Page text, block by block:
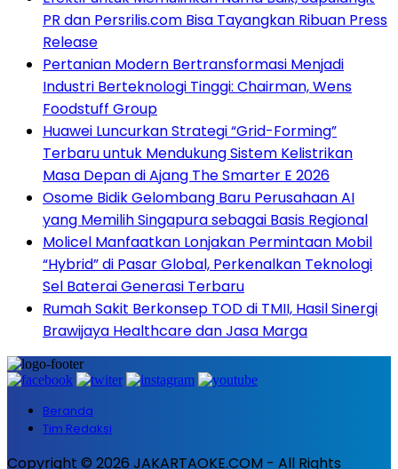
PR dan Persrilis.com Bisa Tayangkan Ribuan Press
Release
Pertanian Modern Bertransformasi Menjadi
Industri Berteknologi Tinggi: Chairman, Wens
Foodstuff Group
Huawei Luncurkan Strategi “Grid-Forming”
Terbaru untuk Mendukung Sistem Kelistrikan
Masa Depan di Ajang The Smarter E 2026
Osome Bidik Gelombang Baru Perusahaan AI
yang Memilih Singapura sebagai Basis Regional
Molicel Manfaatkan Lonjakan Permintaan Mobil
“Hybrid” di Pasar Global, Perkenalkan Teknologi
Sel Baterai Generasi Terbaru
Rumah Sakit Berkonsep TOD di TMII, Hasil Sinergi
Brawijaya Healthcare dan Jasa Marga
Beranda
Tim Redaksi
Copyright © 2026 JAKARTAOKE.COM - All Rights